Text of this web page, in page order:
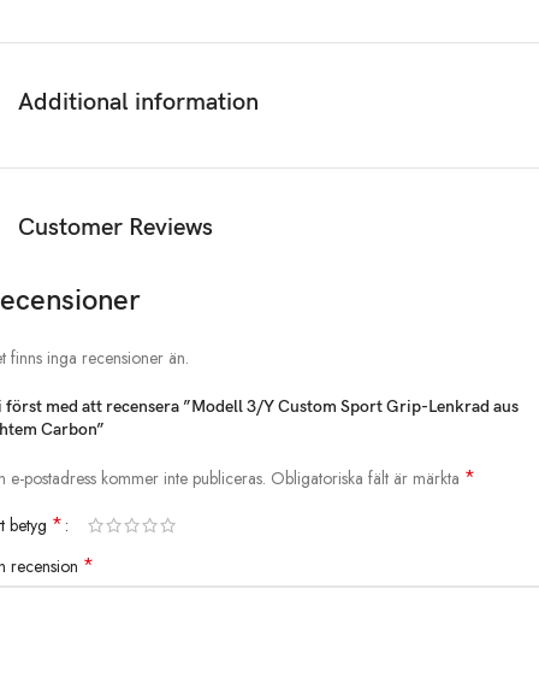
Anmerkungen
1. Produktionsvorlaufzeit: ca. 7–10 Tage
2. Wenn kein Qualitätsproblem vorliegt, beachten Sie bitte, dass das
individuell gestaltete Lenkrad nicht zurückgegeben oder umgetauscht
Ihr Originallenkrad über die Heizfunktion verfügt.
4. Passend für alle Tesla Model 3- und Model Y-Versionen. Hergestellt
Additional information
Customer Reviews
finns inga recensioner än.
först med att recensera ”Modell 3/Y Custom Sport Grip-Lenkrad aus
Carbon”
e-postadress kommer inte publiceras. Obligatoriska fält är märkta *
betyg *
recension *